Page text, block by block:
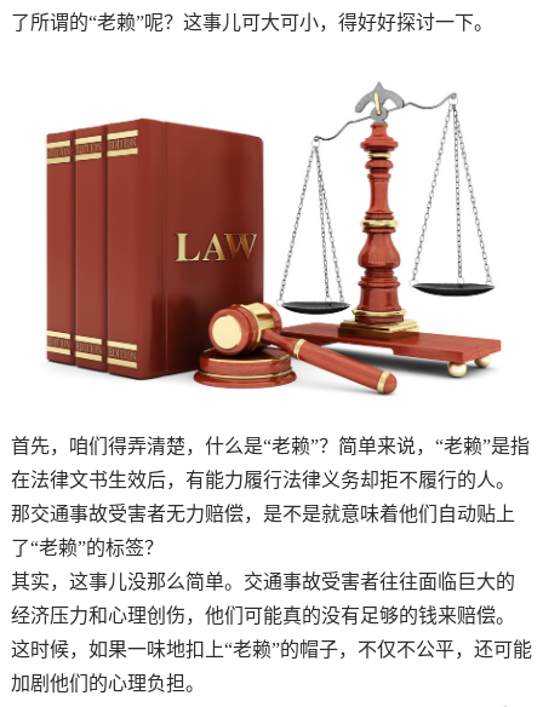
了所谓的“老赖”呢？这事儿可大可小，得好好探讨一下。
首先，咱们得弄清楚，什么是“老赖”？简单来说，“老赖”是指
在法律文书生效后，有能力履行法律义务却拒不履行的人。
那交通事故受害者无力赔偿，是不是就意味着他们自动贴上
了“老赖”的标签？
其实，这事儿没那么简单。交通事故受害者往往面临巨大的
经济压力和心理创伤，他们可能真的没有足够的钱来赔偿。
这时候，如果一味地扣上“老赖”的帽子，不仅不公平，还可能
加剧他们的心理负担。